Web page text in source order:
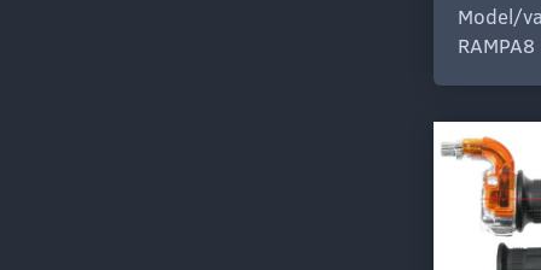
Model/
RAMPA8